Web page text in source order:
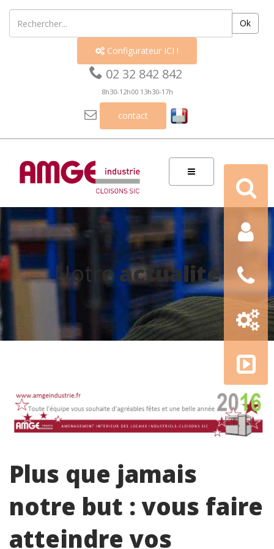
Ok
 Configurateur ICI !
 02 32 842 842
8h30-12h00 13h30-17h
 contact
Notreactualité
Plus que jamais
notre but : vous faire
atteindre vos
3D
academy